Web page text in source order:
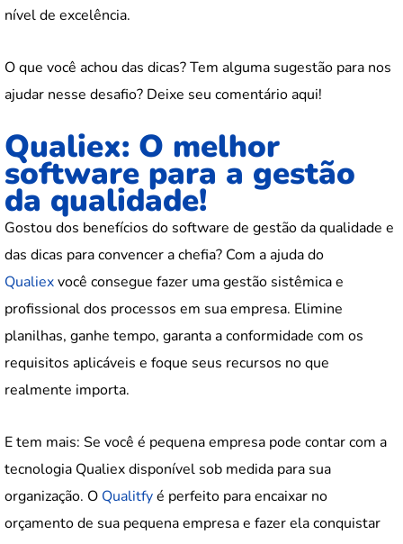
nível de excelência.
O que você achou das dicas? Tem alguma sugestão para nos
ajudar nesse desafio? Deixe seu comentário aqui!
Qualiex: O melhor
software para a gestão
da qualidade!
Gostou dos benefícios do software de gestão da qualidade e
das dicas para convencer a chefia? Com a ajuda do
Qualiexvocê consegue fazer uma gestão sistêmica e
profissional dos processos em sua empresa. Elimine
planilhas, ganhe tempo, garanta a conformidade com os
requisitos aplicáveis e foque seus recursos no que
realmente importa.
E tem mais: Se você é pequena empresa pode contar com a
tecnologia Qualiex disponível sob medida para sua
organização. O Qualitfyé perfeito para encaixar no
orçamento de sua pequena empresa e fazer ela conquistar